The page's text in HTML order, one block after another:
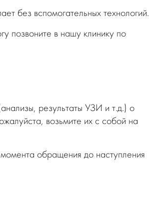
без вспомогательных технологий.
позвоните в нашу клинику по
результаты УЗИ и т.д.) о
возьмите их с собой на
обращения до наступления